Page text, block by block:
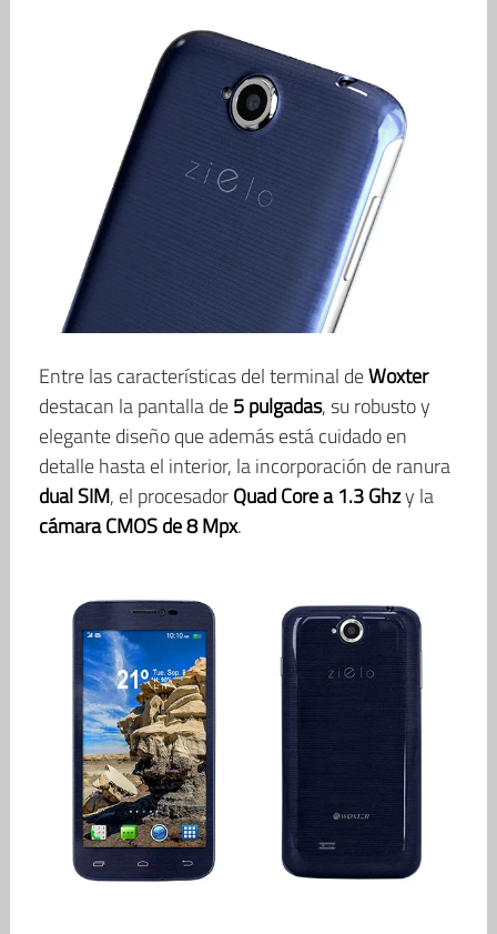
Entre las características del terminal deWoxter
destacan la pantalla de5 pulgadas, su robusto y
elegante diseño que además está cuidado en
detalle hasta el interior, la incorporación de ranura
dual SIM, el procesadorQuad Core a 1.3 Ghzy la
cámara CMOS de 8 Mpx.